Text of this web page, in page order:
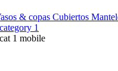
& copas Cubiertos